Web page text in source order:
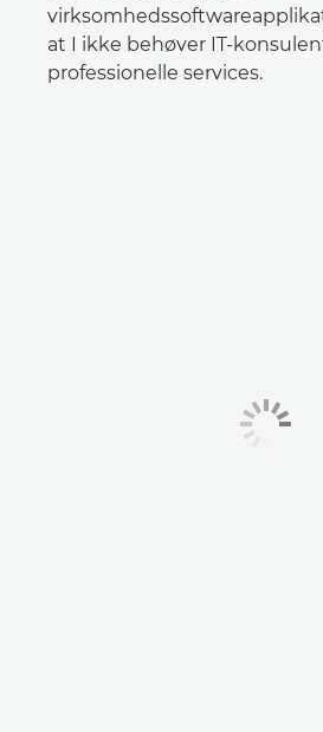
at I ikke behøver IT-
professionelle services.